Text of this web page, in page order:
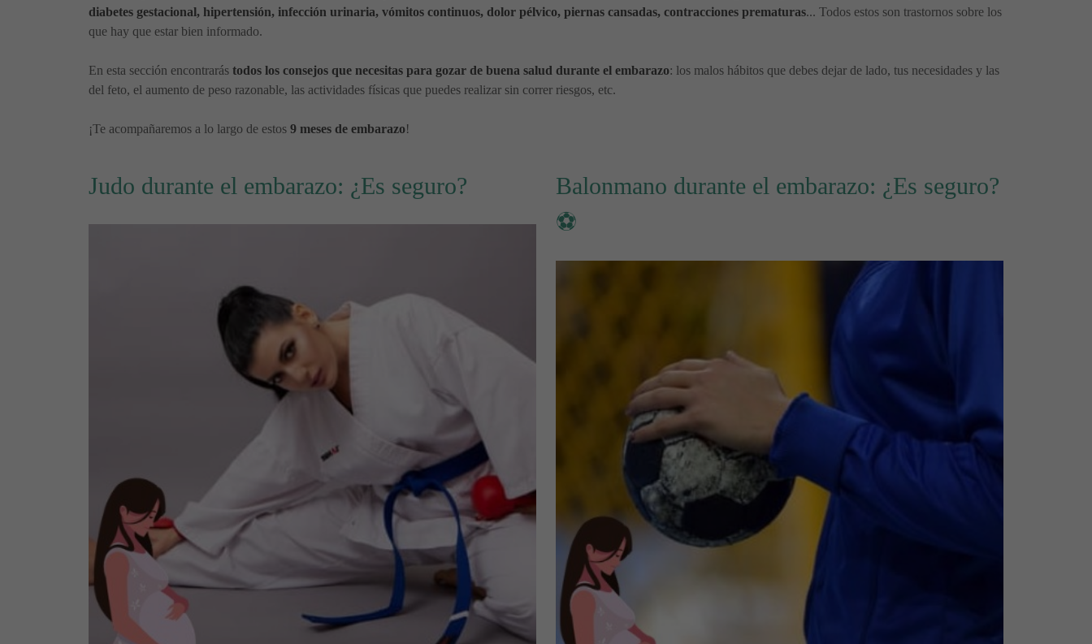
diabetes gestacional, hipertensión, infección urinaria, vómitos continuos, dolor pélvico, piernas cansadas, contracciones prematuras... Todos estos son trastornos sobre los
que hay que estar bien informado.
En esta sección encontrarás todos los consejos que necesitas para gozar de buena salud durante el embarazo: los malos hábitos que debes dejar de lado, tus necesidades y las
del feto, el aumento de peso razonable, las actividades físicas que puedes realizar sin correr riesgos, etc.
¡Te acompañaremos a lo largo de estos 9 meses de embarazo!
Judo durante el embarazo: ¿Es seguro?
Balonmano durante el embarazo: ¿Es seguro?
⚽